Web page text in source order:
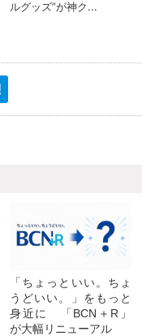
「ちょっといい。ちょ
うどいい。」をもっと
身近に 「BCN＋R」
が大幅リニューアル